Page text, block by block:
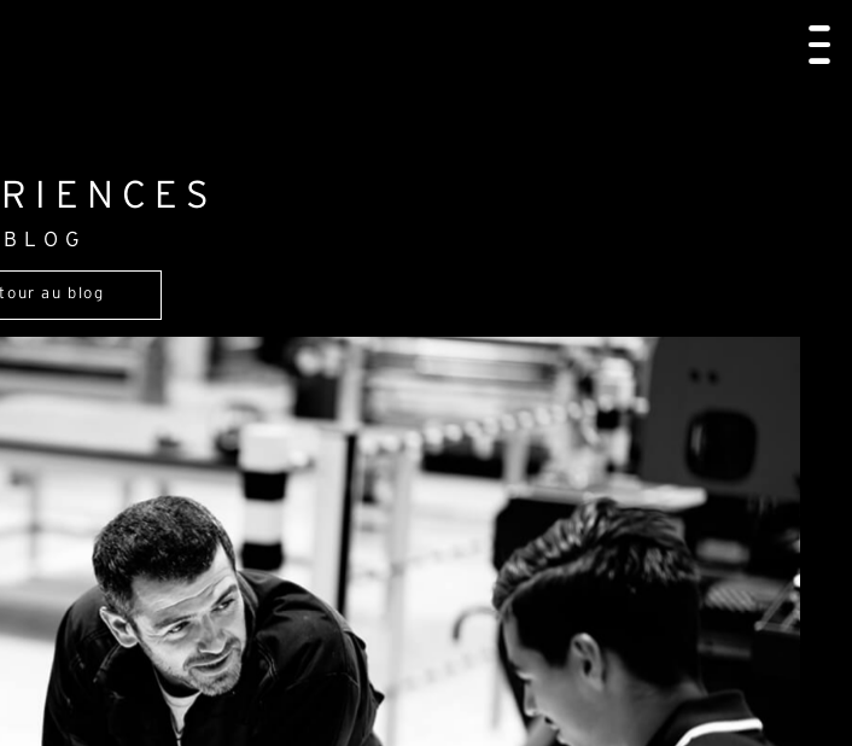
BLOG
au blog